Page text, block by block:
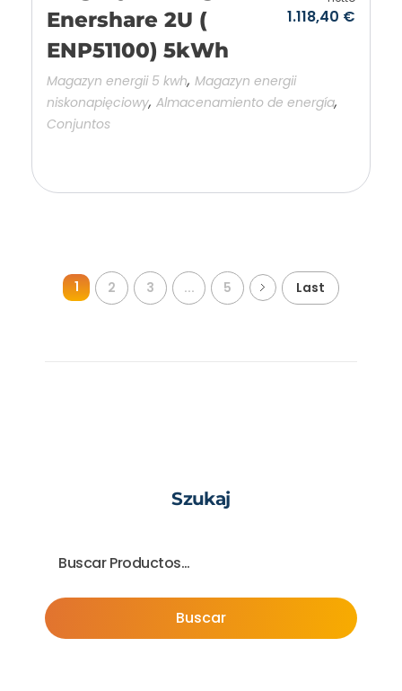
Enershare 2U (
ENP51100) 5kWh
1.118,40 €
Magazyn energii 5 kwh, Magazyn energii
niskonapięciowy, Almacenamiento de energía,
Conjuntos
1 2 3 ... 5 Last
Szukaj
Buscar